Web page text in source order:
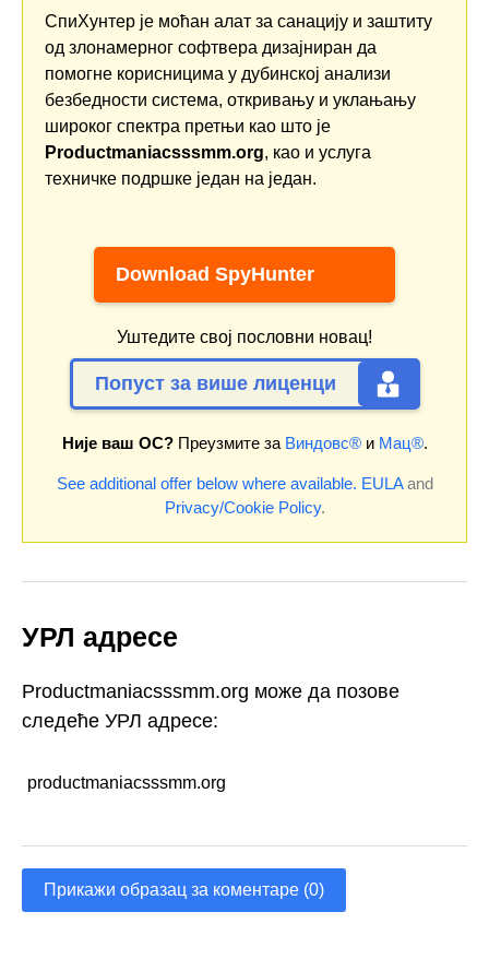
СпиХунтер је моћан алат за санацију и заштиту
од злонамерног софтвера дизајниран да
помогне корисницима у дубинској анализи
безбедности система, откривању и уклањању
широког спектра претњи као што је
Productmaniacsssmm.org, као и услуга
техничке подршке један на један.
Download SpyHunter
Уштедите свој пословни новац!
Попуст за више лиценци
Није ваш ОС?Преузмите за Виндовс®и Мац®.
See additional offer below where available. EULAand
Privacy/Cookie Policy.
УРЛ адресе
Productmaniacsssmm.org може да позове
следеће УРЛ адресе:
productmaniacsssmm.org
Прикажи образац за коментаре (0)